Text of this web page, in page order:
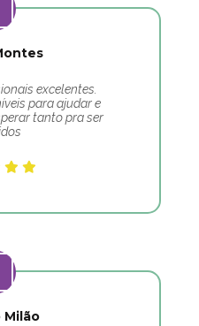
excelentes.
para ajudar e
tanto pra ser
Milão